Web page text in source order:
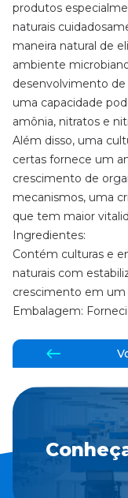
produtos
naturais
maneira natural de
ambiente
desenvolvimento
uma capacidade
amônia, nitratos e
Além disso, uma
certas fornece um
crescimento de
mecanismos, uma
que tem maior
Ingredientes:
Contém culturas e
naturais com
crescimento em um
Embalagem: